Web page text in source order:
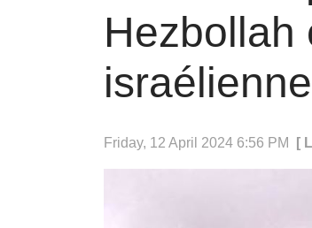
Hezbollah
Friday, 12 April 2024 6:56 PM [